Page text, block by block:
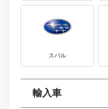
スバル
輸入車